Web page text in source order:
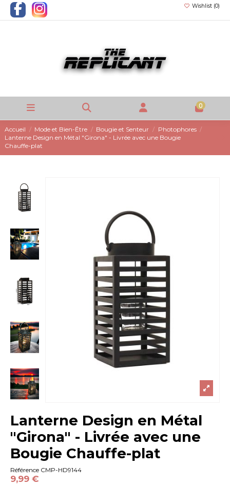
Wishlist (0)
0
Accueil Mode et Bien-Être Bougie et Senteur
Photophores
Lanterne Design en Métal "Girona" - Livrée avec une Bougie
Chauffe-plat
Lanterne Design en Métal
"Girona" - Livrée avec une
Bougie Chauffe-plat
Référence CMP-HD9144
9,99 €